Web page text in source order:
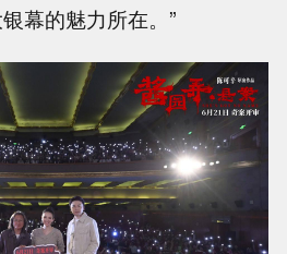
幕的魅力所在。”